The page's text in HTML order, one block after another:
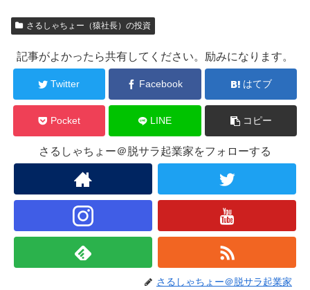
さるしゃちょー（猿社長）の投資
記事がよかったら共有してください。励みになります。
Twitter Facebook はてブ
Pocket LINE コピー
さるしゃちょー＠脱サラ起業家をフォローする
さるしゃちょー＠脱サラ起業家